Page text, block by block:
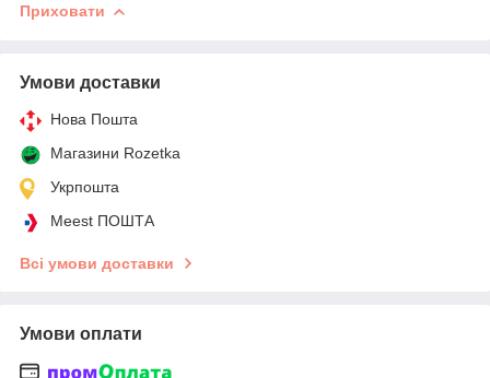
Приховати
Умови доставки
Нова Пошта
Магазини Rozetka
Укрпошта
Meest ПОШТА
Всі умови доставки
Умови оплати